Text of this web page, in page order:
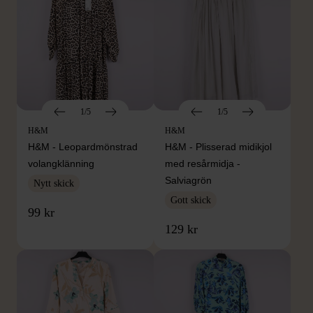
1/5
H&M
H&M - Leopardmönstrad
volangklänning
Nytt skick
99 kr
1/5
H&M
H&M - Plisserad midikjol
med resårmidja -
Salviagrön
Gott skick
129 kr